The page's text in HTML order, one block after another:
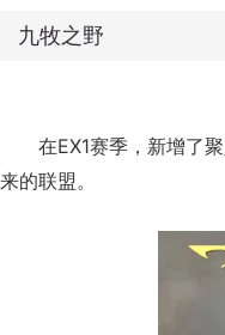
九牧之野
在EX1赛季，新增了
来的联盟。